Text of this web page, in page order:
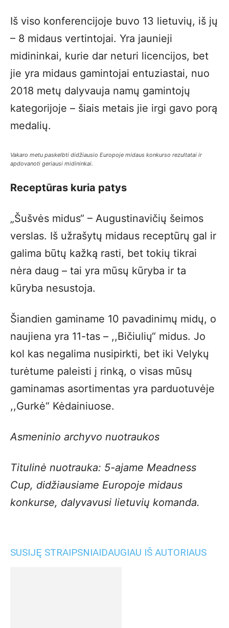
Iš viso konferencijoje buvo 13 lietuvių, iš jų
– 8 midaus vertintojai. Yra jaunieji
midininkai, kurie dar neturi licencijos, bet
jie yra midaus gamintojai entuziastai, nuo
2018 metų dalyvauja namų gamintojų
kategorijoje – šiais metais jie irgi gavo porą
medalių.
Vakaro metu paskelbti didžiausio Europoje midaus konkurso rezultatai ir
apdovanoti geriausi midininkai.
Receptūras kuria patys
„Šušvės midus“ – Augustinavičių šeimos
verslas. Iš užrašytų midaus receptūrų gal ir
galima būtų kažką rasti, bet tokių tikrai
nėra daug – tai yra mūsų kūryba ir ta
kūryba nesustoja.
Šiandien gaminame 10 pavadinimų midų, o
naujiena yra 11-tas – ,,Bičiulių“ midus. Jo
kol kas negalima nusipirkti, bet iki Velykų
turėtume paleisti į rinką, o visas mūsų
gaminamas asortimentas yra parduotuvėje
,,Gurkė“ Kėdainiuose.
Asmeninio archyvo nuotraukos
Titulinė nuotrauka: 5-ajame Meadness
Cup, didžiausiame Europoje midaus
konkurse, dalyvavusi lietuvių komanda.
SUSIJĘ STRAIPSNIAIDAUGIAU IŠ AUTORIAUS